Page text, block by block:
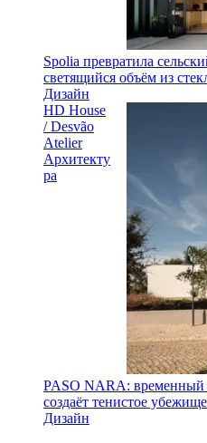
Spolia превратила
светящийся объём из
Дизайн
HD House
/ Desvão
Atelier
Архитекту
ра
PASO NARA: временный
создаёт тенистое
Дизайн